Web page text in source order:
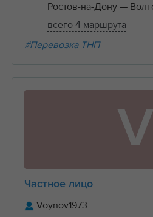
Ростов-на-Дону —
всего 4 маршрута
#Перевозка ТНП
V
Частное лицо
Voynov1973